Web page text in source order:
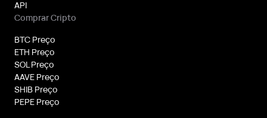
API
Comprar Cripto
BTC Preço
ETH Preço
SOL Preço
AAVE Preço
SHIB Preço
PEPE Preço